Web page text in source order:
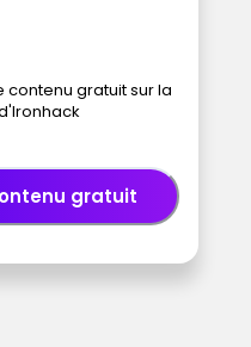
contenu gratuit sur la
gratuit